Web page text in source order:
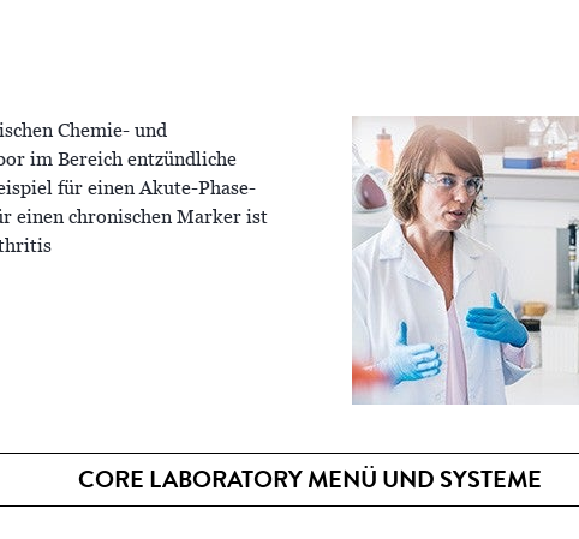
Chemie- und
im Bereich entzündliche
für einen Akute-Phase-
einen chronischen Marker ist
CORE LABORATORY MENÜ UND SYSTEME